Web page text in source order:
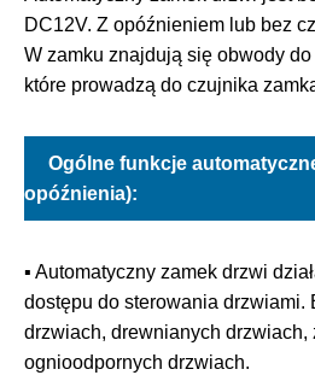
DC12V. Z opóźnieniem lub bez
W zamku znajdują się obwody
które prowadzą do czujnika
Ogólne funkcje
opóźnienia):
▪ Automatyczny zamek drzwi
dostępu do sterowania drzwiami.
drzwiach, drewnianych drzwiach,
ognioodpornych drzwiach.